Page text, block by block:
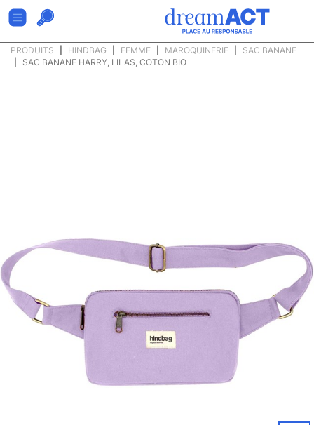
PRODUITS HINDBAG FEMME MAROQUINERIE
SAC BANANE
SAC BANANE HARRY, LILAS, COTON BIO